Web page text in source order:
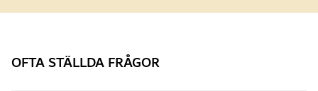
OFTA STÄLLDA FRÅGOR